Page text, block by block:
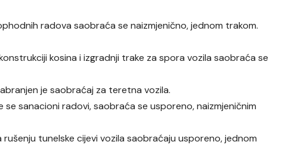
radova saobraća se naizmjenično, jednom trakom.
kosina i izgradnji trake za spora vozila saobraća se
je saobraćaj za teretna vozila.
se sanacioni radovi, saobraća se usporeno, naizmjeničnim
tunelske cijevi vozila saobraćaju usporeno, jednom